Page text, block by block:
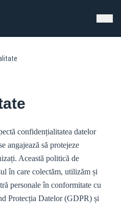
confidențialitatea datelor
angajează să protejeze
Această politică de
în care colectăm, utilizăm și
personale în conformitate cu
Protecția Datelor (GDPR) și